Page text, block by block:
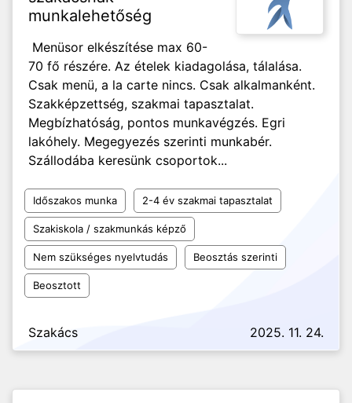
munkalehetőség
Menüsor elkészítése max 60-
70 fő részére. Az ételek kiadagolása, tálalása.
Csak menü, a la carte nincs. Csak alkalmanként.
Szakképzettség, szakmai tapasztalat.
Megbízhatóság, pontos munkavégzés. Egri
lakóhely. Megegyezés szerinti munkabér.
Szállodába keresünk csoportok...
Időszakos munka 2-4 év szakmai tapasztalat
Szakiskola / szakmunkás képző
Nem szükséges nyelvtudás Beosztás szerinti
Beosztott
Szakács 2025. 11. 24.